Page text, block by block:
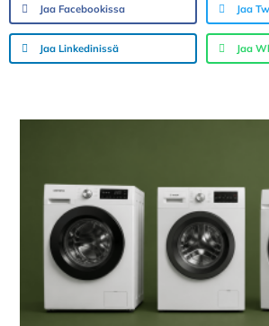
Jaa Facebookissa Jaa
Jaa Linkedinissä Jaa